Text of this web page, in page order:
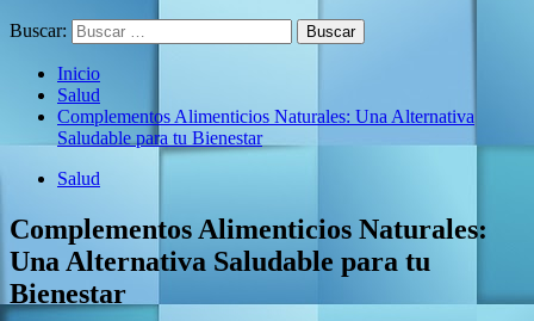
Buscar:
Inicio
Salud
Complementos Alimenticios Naturales: Una Alternativa
Saludable para tu Bienestar
Salud
Complementos Alimenticios Naturales:
Una Alternativa Saludable para tu
Bienestar